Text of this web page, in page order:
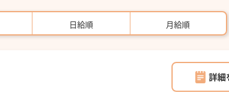
日給順 月給順
詳細